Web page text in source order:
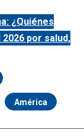
¿Quiénes
por salud,
América